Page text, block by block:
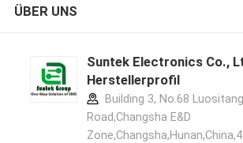
ÜBER UNS
Suntek Electronics Co.,
Herstellerprofil
Building 3, No.68 Luositang
Road,Changsha E&D